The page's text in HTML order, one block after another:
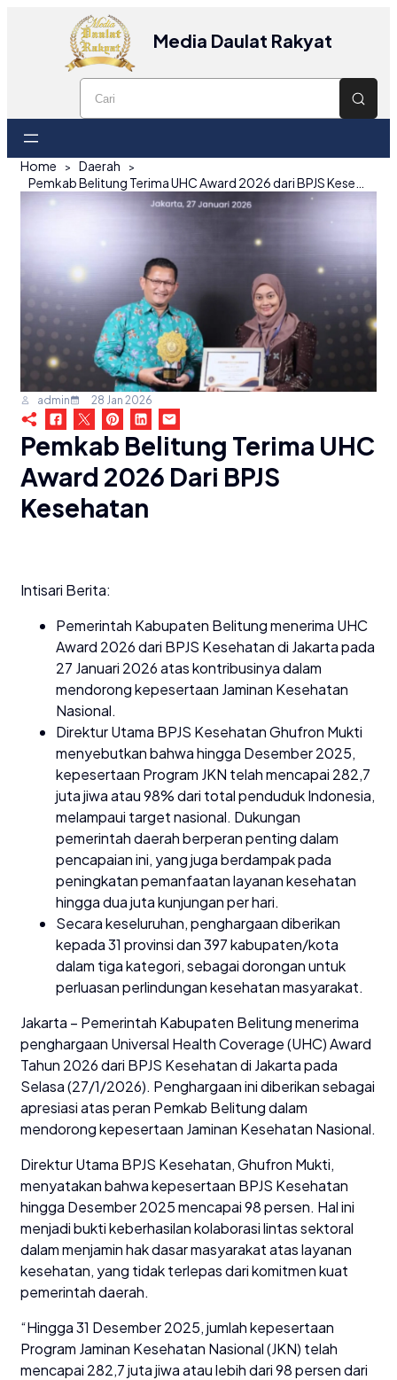
Media Daulat Rakyat
Home
Daerah
admin 28 Jan 2026
Pemkab Belitung Terima UHC
Award 2026 Dari BPJS
Kesehatan
Intisari Berita:
Pemerintah Kabupaten Belitung menerima UHC
Award 2026 dari BPJS Kesehatan di Jakarta pada
27 Januari 2026 atas kontribusinya dalam
mendorong kepesertaan Jaminan Kesehatan
Nasional.
Direktur Utama BPJS Kesehatan Ghufron Mukti
menyebutkan bahwa hingga Desember 2025,
kepesertaan Program JKN telah mencapai 282,7
juta jiwa atau 98% dari total penduduk Indonesia,
melampaui target nasional. Dukungan
pemerintah daerah berperan penting dalam
pencapaian ini, yang juga berdampak pada
peningkatan pemanfaatan layanan kesehatan
hingga dua juta kunjungan per hari.
Secara keseluruhan, penghargaan diberikan
kepada 31 provinsi dan 397 kabupaten/kota
dalam tiga kategori, sebagai dorongan untuk
perluasan perlindungan kesehatan masyarakat.
Jakarta – Pemerintah Kabupaten Belitung menerima
penghargaan Universal Health Coverage (UHC) Award
Tahun 2026 dari BPJS Kesehatan di Jakarta pada
Selasa (27/1/2026). Penghargaan ini diberikan sebagai
apresiasi atas peran Pemkab Belitung dalam
mendorong kepesertaan Jaminan Kesehatan Nasional.
Direktur Utama BPJS Kesehatan, Ghufron Mukti,
menyatakan bahwa kepesertaan BPJS Kesehatan
hingga Desember 2025 mencapai 98 persen. Hal ini
menjadi bukti keberhasilan kolaborasi lintas sektoral
dalam menjamin hak dasar masyarakat atas layanan
kesehatan, yang tidak terlepas dari komitmen kuat
pemerintah daerah.
“Hingga 31 Desember 2025, jumlah kepesertaan
Program Jaminan Kesehatan Nasional (JKN) telah
mencapai 282,7 juta jiwa atau lebih dari 98 persen dari